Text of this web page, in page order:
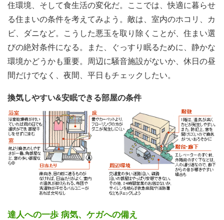
住環境、そして食生活の変化だ。ここでは、快適に暮らせ
る住まいの条件を考えてみよう。敵は、室内のホコリ、カ
ビ、ダニなど。こうした悪玉を取り除くことが、住まい選
びの絶対条件になる。また、ぐっすり眠るために、静かな
環境かどうかも重要。周辺に騒音施設がないか、休日の昼
間だけでなく、夜間、平日もチェックしたい。
換気しやすい&安眠できる部屋の条件
達人への一歩 病気、ケガへの備え